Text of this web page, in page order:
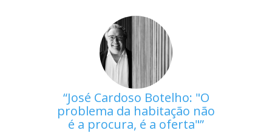
José Cardoso Botelho: "O
problema da habitação não
é a procura, é a oferta"